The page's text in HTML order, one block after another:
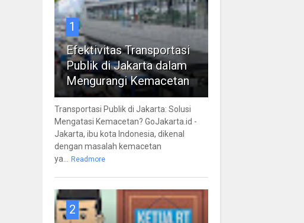
1
Efektivitas Transportasi
Publik di Jakarta dalam
Mengurangi Kemacetan
Transportasi Publik di Jakarta: Solusi
Mengatasi Kemacetan? GoJakarta.id -
Jakarta, ibu kota Indonesia, dikenal
dengan masalah kemacetan
ya... Readmore
2